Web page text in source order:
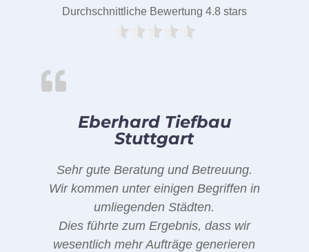
Durchschnittliche Bewertung 4.8 stars
Eberhard Tiefbau
Stuttgart
Sehr gute Beratung und Betreuung.
Wir kommen unter einigen Begriffen in
umliegenden Städten.
Dies führte zum Ergebnis, dass wir
wesentlich mehr Aufträge generieren